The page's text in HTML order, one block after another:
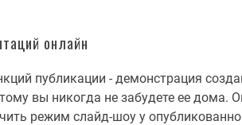
онлайн
публикации - демонстрация
вы никогда не забудете ее дома.
режим слайд-шоу у